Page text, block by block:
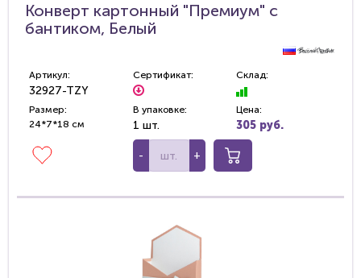
Конверт картонный "Премиум" с
бантиком, Белый
Артикул:
32927-TZY
Сертификат: Склад:
Размер:
24*7*18 см
В упаковке:
1 шт.
Цена:
305 руб.
- +